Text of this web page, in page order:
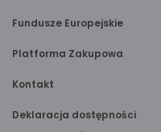
Fundusze Europejskie
Platforma Zakupowa
Kontakt
Deklaracja dostępności